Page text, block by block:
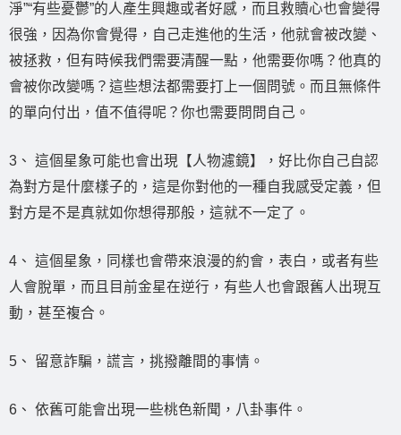
淨”“有些憂鬱”的人產生興趣或者好感，而且救贖心也會變得
很強，因為你會覺得，自己走進他的生活，他就會被改變、
被拯救，但有時候我們需要清醒一點，他需要你嗎？他真的
會被你改變嗎？這些想法都需要打上一個問號。而且無條件
的單向付出，值不值得呢？你也需要問問自己。
3、 這個星象可能也會出現【人物濾鏡】，好比你自己自認
為對方是什麼樣子的，這是你對他的一種自我感受定義，但
對方是不是真就如你想得那般，這就不一定了。
4、 這個星象，同樣也會帶來浪漫的約會，表白，或者有些
人會脫單，而且目前金星在逆行，有些人也會跟舊人出現互
動，甚至複合。
5、 留意詐騙，謊言，挑撥離間的事情。
6、 依舊可能會出現一些桃色新聞，八卦事件。